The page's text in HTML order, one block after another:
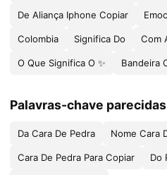
De Aliança Iphone Copiar
Colombia Significa Do Com
O Que Significa O ✨ Bandeira
Palavras-chave parecidas
Da Cara De Pedra Nome Cara
Cara De Pedra Para Copiar Do